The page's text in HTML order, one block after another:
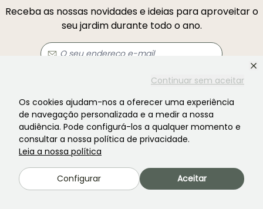
Continuar sem aceitar
Os cookies ajudam-nos a oferecer uma experiência
de navegação personalizada e a medir a nossa
audiência. Pode configurá-los a qualquer momento e
consultar a nossa política de privacidade.
Leia a nossa política
Configurar Aceitar
Receba as nossas novidades e ideias para aproveitar o
seu jardim durante todo o ano.
Inscrever-se →
Este formulário está protegido pelo reCAPTCHA - aplicam-se aTermos de
Serviçoe Política de Privacidadedo Google.